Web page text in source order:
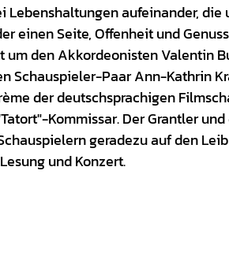
Lebenshaltungen aufeinander,
einen Seite, Offenheit und
den Akkordeonisten Valentin
Schauspieler-Paar Ann-Kathrin
der deutschsprachigen
Kommissar. Der Grantler
geradezu auf den
und Konzert.